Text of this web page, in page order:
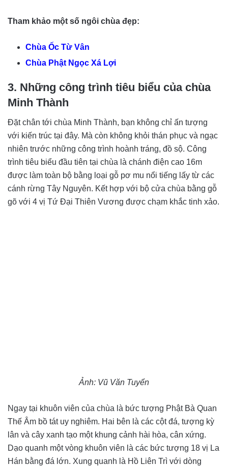
Tham khảo một số ngôi chùa đẹp:
Chùa Ốc Từ Vân
Chùa Phật Ngọc Xá Lợi
3. Những công trình tiêu biểu của chùa
Minh Thành
Đặt chân tới chùa Minh Thành, bạn không chỉ ấn tượng
với kiến trúc tại đây. Mà còn không khỏi thán phục và ngạc
nhiên trước những công trình hoành tráng, đồ sộ. Công
trình tiêu biểu đầu tiên tại chùa là chánh điện cao 16m
được làm toàn bộ bằng loại gỗ pơ mu nổi tiếng lấy từ các
cánh rừng Tây Nguyên. Kết hợp với bộ cửa chùa bằng gỗ
gõ với 4 vị Tứ Đại Thiên Vương được chạm khắc tinh xảo.
Ảnh: Vũ Văn Tuyển
Ngay tại khuôn viên của chùa là bức tượng Phật Bà Quan
Thế Âm bồ tát uy nghiêm. Hai bên là các cột đá, tượng kỳ
lân và cây xanh tạo một khung cảnh hài hòa, cân xứng.
Dạo quanh một vòng khuôn viên là các bức tượng 18 vị La
Hán bằng đá lớn. Xung quanh là Hồ Liên Trì với dòng